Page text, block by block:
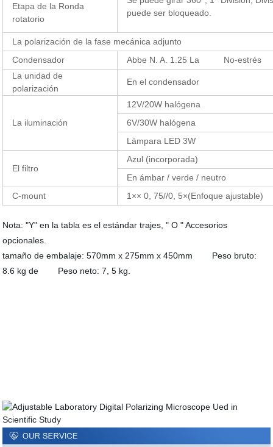
Etapa de la Ronda
rotatorio
puede ser bloqueado.
La polarización de la fase mecánica adjunto
Condensador
Abbe N. A. 1.25 La No-estrés
La unidad de
polarización
En el condensador
La iluminación
12V/20W halógena
6V/30W halógena
Lámpara LED 3W
El filtro
Azul (incorporada)
En ámbar / verde / neutro
C-mount
1×× 0, 75//0, 5×(Enfoque ajustable)
Nota: "Y" en la tabla es el estándar trajes, " O " Accesorios
opcionales.
tamaño de embalaje: 570mm x 275mm x 450mm Peso bruto:
8.6 kg de Peso neto: 7, 5 kg.